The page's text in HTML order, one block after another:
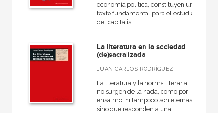
Filosofía política
Historia de la filosofía
NUESTRAS COLECCIONES
economía política, constituyen un
texto fundamental para el estudio
del capitalis...
La literatura en la sociedad
(de)sacralizada
JUAN CARLOS RODRÍGUEZ
La literatura y la norma literaria
no surgen de la nada, como por
ensalmo, ni tampoco son eternas,
sino que responden a una